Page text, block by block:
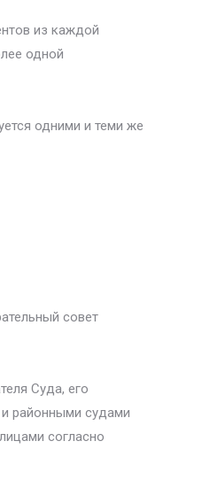
из каждой
одной
одними и теми же
совет
Суда, его
районными судами
согласно